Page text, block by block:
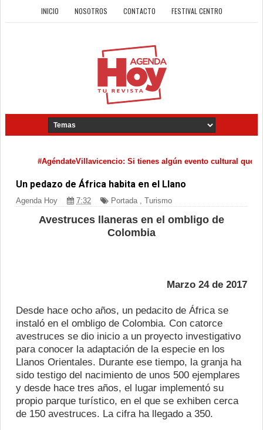
INICIO NOSOTROS CONTACTO FESTIVAL CENTRO
Si tienes algún evento cultural que quieras
Un pedazo de África habita en el Llano
Agenda Hoy 7:32 Portada Turismo
Avestruces llaneras en el ombligo de
Colombia
Marzo 24 de 2017
Desde hace ocho años, un pedacito de África se
instaló en el ombligo de Colombia. Con catorce
avestruces se dio inicio a un proyecto investigativo
para conocer la adaptación de la especie en los
Llanos Orientales. Durante ese tiempo, la granja ha
sido testigo del nacimiento de unos 500 ejemplares
y desde hace tres años, el lugar implementó su
propio parque turístico, en el que se exhiben cerca
de 150 avestruces. La cifra ha llegado a 350.